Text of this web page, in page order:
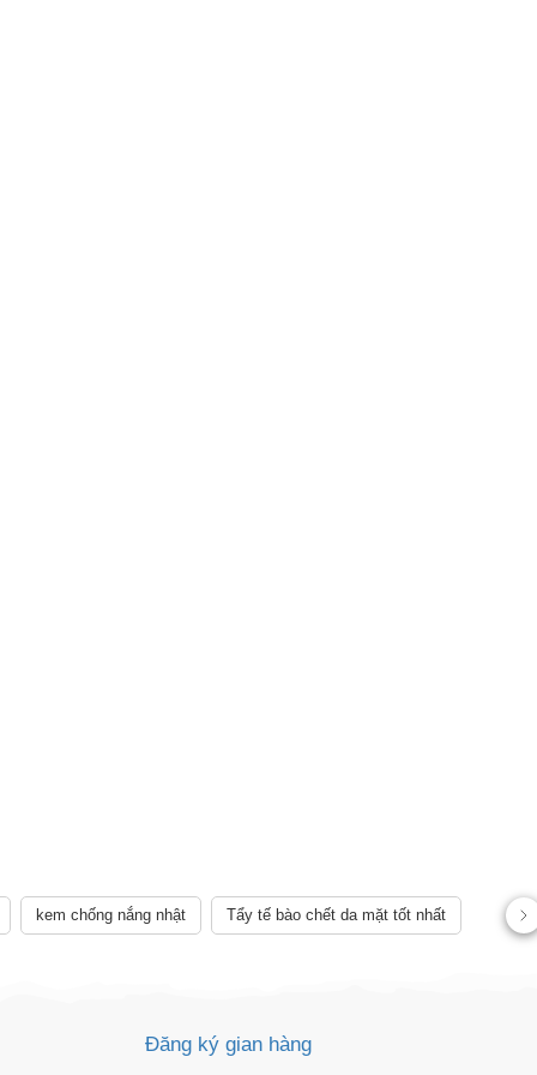
kem chống nắng nhật Tẩy tế bào chết da mặt tốt nhất
Đăng ký gian hàng